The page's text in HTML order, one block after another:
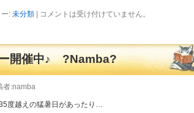
: 未分類| コメントは受け付けていません。
開催中♪ ?Namba?
者:namba
度越えの猛暑日があったり…